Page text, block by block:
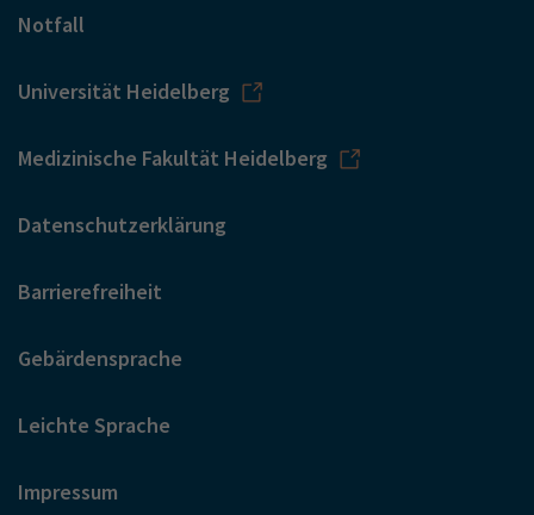
Notfall
Universität Heidelberg
Medizinische Fakultät Heidelberg
Datenschutzerklärung
Barrierefreiheit
Gebärdensprache
Leichte Sprache
Impressum